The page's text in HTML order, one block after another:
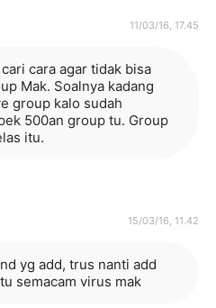
11/03/16, 17.45
cara agar tidak bisa
Mak. Soalnya kadang
group kalo sudah
500an group tu. Group
itu.
15/03/16, 11.42
yg add, trus nanti add
semacam virus mak